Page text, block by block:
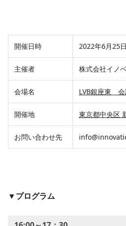
開催日時 2022年6月25
主催者 株式会社イノ
会場名 LVB銀座東 会
開催地 東京都中央区
お問い合わせ先
▼プログラム